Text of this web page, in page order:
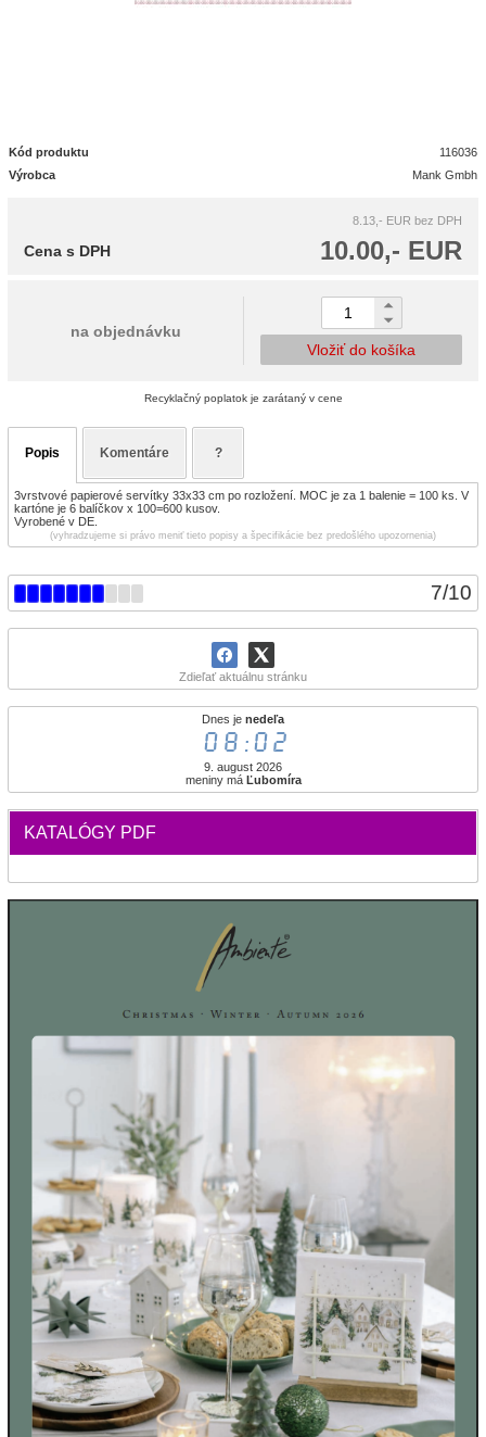
7/10
Zdieľať aktuálnu stránku
Dnes je nedeľa
08:02
9. august 2026
meniny má Ľubomíra
KATALÓGY PDF
Kód produktu
116036
Výrobca
Mank Gmbh
8.13,- EUR bez DPH
10.00,- EUR
Cena s DPH
na objednávku
Vložiť do košíka
Recyklačný poplatok je zarátaný v cene
Popis Komentáre ?
3vrstvové papierové servítky 33x33 cm po rozložení. MOC je za 1 balenie = 100 ks. V
kartóne je 6 balíčkov x 100=600 kusov.
Vyrobené v DE.
(vyhradzujeme si právo meniť tieto popisy a špecifikácie bez predošlého upozornenia)